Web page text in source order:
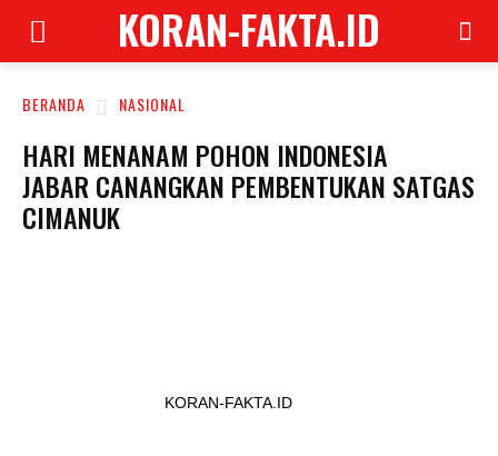
KORAN-FAKTA.ID
BERANDA NASIONAL
HARI MENANAM POHON INDONESIA
JABAR CANANGKAN PEMBENTUKAN SATGAS
CIMANUK
KORAN-FAKTA.ID